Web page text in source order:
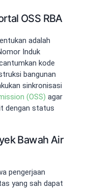
OSS RBA
adalah
Induk
kode
bangunan
sinkronisasi
(OSS) agar
dengan status
Bawah Air
pengerjaan
yang sah dapat